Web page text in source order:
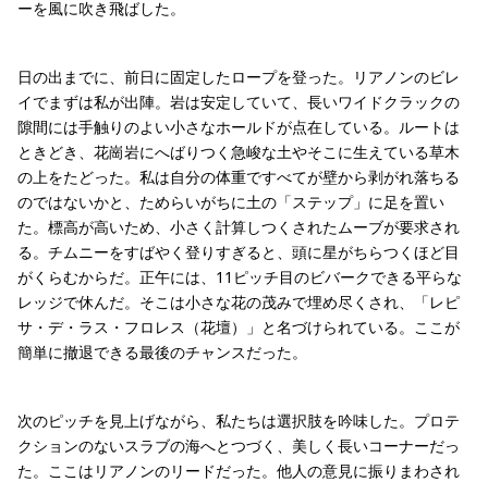
ーを風に吹き飛ばした。
日の出までに、前日に固定したロープを登った。リアノンのビレ
イでまずは私が出陣。岩は安定していて、長いワイドクラックの
隙間には手触りのよい小さなホールドが点在している。ルートは
ときどき、花崗岩にへばりつく急峻な土やそこに生えている草木
の上をたどった。私は自分の体重ですべてが壁から剥がれ落ちる
のではないかと、ためらいがちに土の「ステップ」に足を置い
た。標高が高いため、小さく計算しつくされたムーブが要求され
る。チムニーをすばやく登りすぎると、頭に星がちらつくほど目
がくらむからだ。正午には、11ピッチ目のビバークできる平らな
レッジで休んだ。そこは小さな花の茂みで埋め尽くされ、「レピ
サ・デ・ラス・フロレス（花壇）」と名づけられている。ここが
簡単に撤退できる最後のチャンスだった。
次のピッチを見上げながら、私たちは選択肢を吟味した。プロテ
クションのないスラブの海へとつづく、美しく長いコーナーだっ
た。ここはリアノンのリードだった。他人の意見に振りまわされ